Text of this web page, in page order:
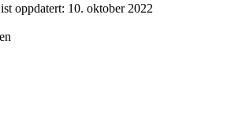
oppdatert: 10. oktober 2022